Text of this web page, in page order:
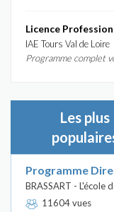
IAE Tours Val de Loire
Programme complet
Les plus
Programme
BRASSART - L'école
11604 vues